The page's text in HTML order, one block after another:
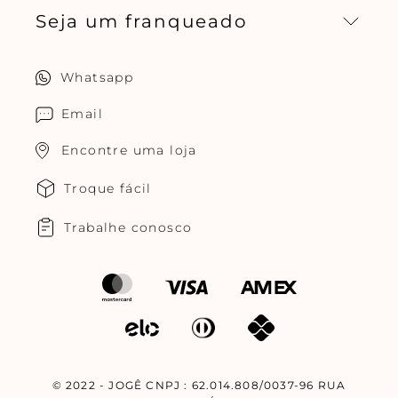
Central de relacionamento
Seja um franqueado
Whatsapp
Email
Encontre uma loja
Troque fácil
Trabalhe conosco
© 2022 - JOGÊ CNPJ : 62.014.808/0037-96 RUA